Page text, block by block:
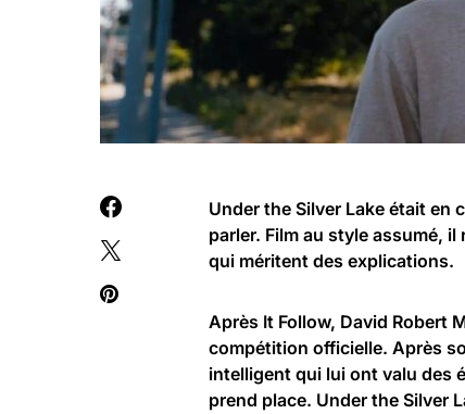
Under the Silver Lake était en
parler. Film au style assumé,
qui méritent des explications.
Après It Follow, David Robert
compétition officielle. Après
intelligent qui lui ont valu des
prend place. Under the Silver